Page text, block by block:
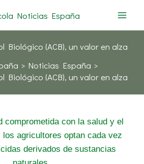
Biológico (ACB), un valor en alza
Noticias España
Biológico (ACB), un valor en alza
comprometida con la salud y el
los agricultores optan cada vez
derivados de sustancias